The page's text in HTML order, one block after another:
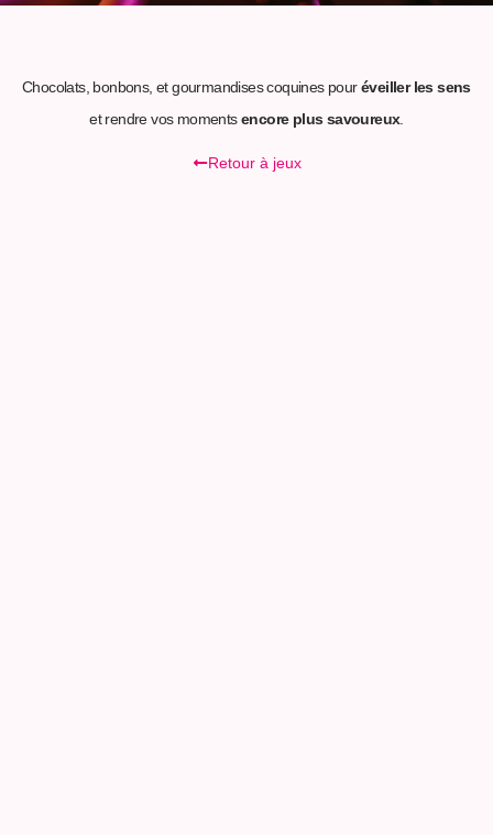
Chocolats, bonbons, et gourmandises coquines pouréveiller les sens
et rendre vos momentsencore plus savoureux.
Retour à jeux